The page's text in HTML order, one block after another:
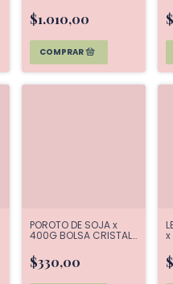
$1.010,00
POROTO DE SOJA x
400G BOLSA CRISTAL
$330,00
x